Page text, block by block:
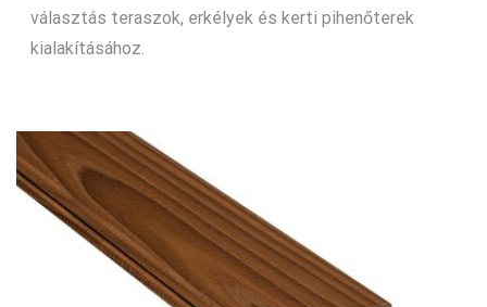
választás teraszok, erkélyek és kerti pihenőterek
kialakításához.